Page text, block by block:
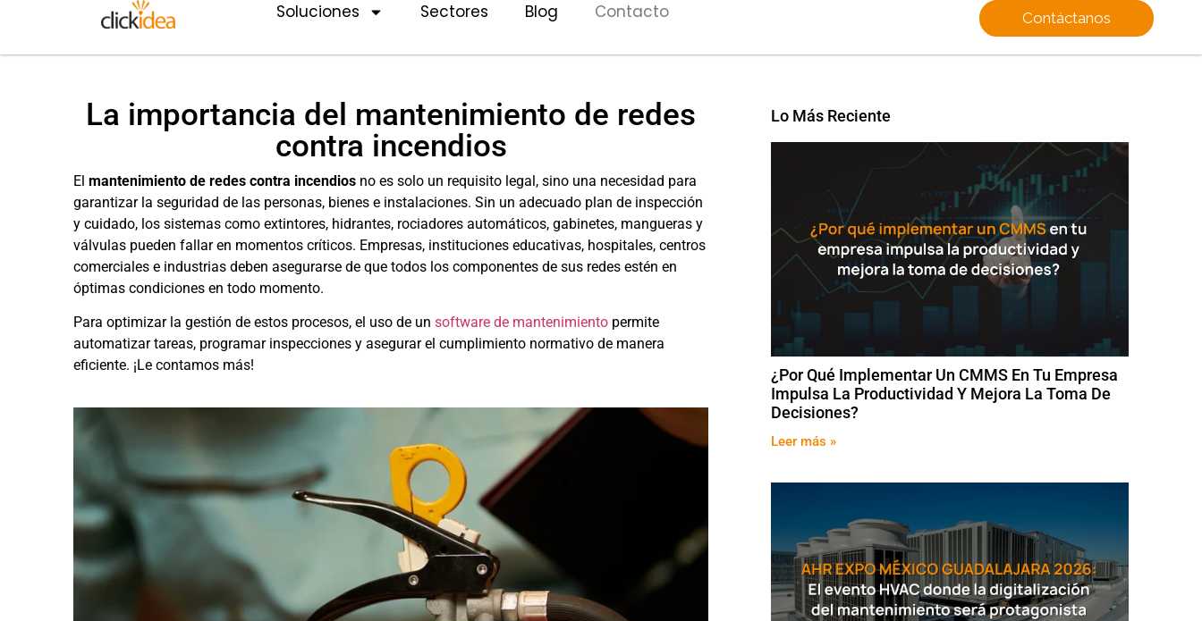
Soluciones Sectores Blog Contacto Contáctanos
La importancia del mantenimiento de redes
contra incendios
El mantenimiento de redes contra incendios no es solo un requisito legal, sino una necesidad para
garantizar la seguridad de las personas, bienes e instalaciones. Sin un adecuado plan de inspección
y cuidado, los sistemas como extintores, hidrantes, rociadores automáticos, gabinetes, mangueras y
válvulas pueden fallar en momentos críticos. Empresas, instituciones educativas, hospitales, centros
comerciales e industrias deben asegurarse de que todos los componentes de sus redes estén en
óptimas condiciones en todo momento.
Para optimizar la gestión de estos procesos, el uso de un software de mantenimiento permite
automatizar tareas, programar inspecciones y asegurar el cumplimiento normativo de manera
eficiente. ¡Le contamos más!
Lo Más Reciente
¿Por Qué Implementar Un CMMS En Tu Empresa
Impulsa La Productividad Y Mejora La Toma De
Decisiones?
Leer más »